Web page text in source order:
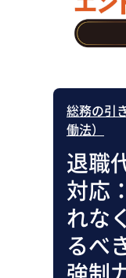
総務の引
働法）
退職
対応
れな
るべ